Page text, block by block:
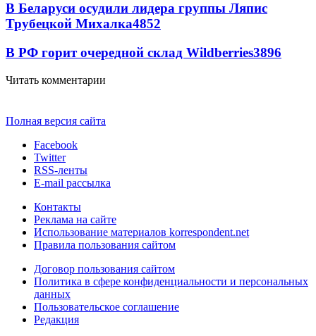
В Беларуси осудили лидера группы Ляпис
Трубецкой Михалка4852
В РФ горит очередной склад Wildberries3896
Читать комментарии
Полная версия сайта
Facebook
Twitter
RSS-ленты
E-mail рассылка
Контакты
Реклама на сайте
Использование материалов korrespondent.net
Правила пользования сайтом
Договор пользования сайтом
Политика в сфере конфиденциальности и персональных
данных
Пользовательское соглашение
Редакция